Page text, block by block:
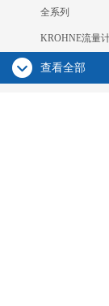
全系列
KROHNE流量
查看全部